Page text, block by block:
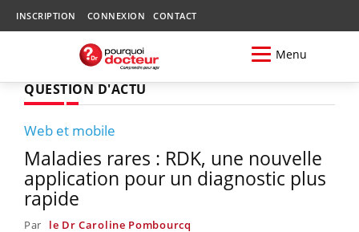
INSCRIPTION CONNEXION CONTACT
Menu
QUESTION D'ACTU
Web et mobile
Maladies rares : RDK, une nouvelle
application pour un diagnostic plus
rapide
Par le Dr Caroline Pombourcq